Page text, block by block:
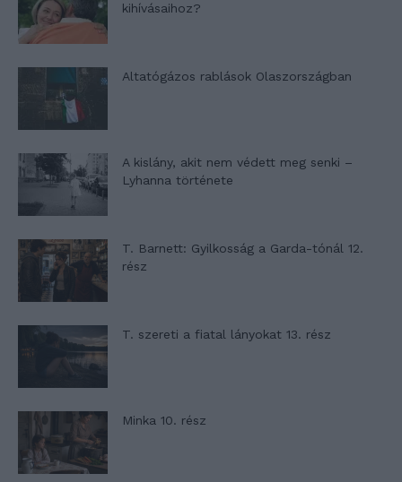
kihívásaihoz?
Altatógázos rablások Olaszországban
A kislány, akit nem védett meg senki –
Lyhanna története
T. Barnett: Gyilkosság a Garda-tónál 12.
rész
T. szereti a fiatal lányokat 13. rész
Minka 10. rész